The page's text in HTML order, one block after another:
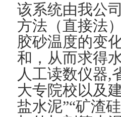
该系统由我公
方法 （直接法
胶砂温度的变
和，从而求得
人工读数仪器,
大专院校以及
盐水泥”“矿渣